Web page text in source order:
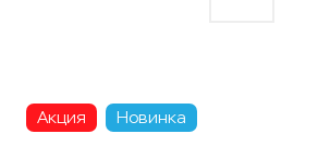
Акция Новинка